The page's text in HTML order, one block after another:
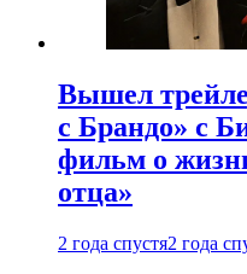
Вышел
с Брандо» с
фильм о
отца»
2 года спустя2 года